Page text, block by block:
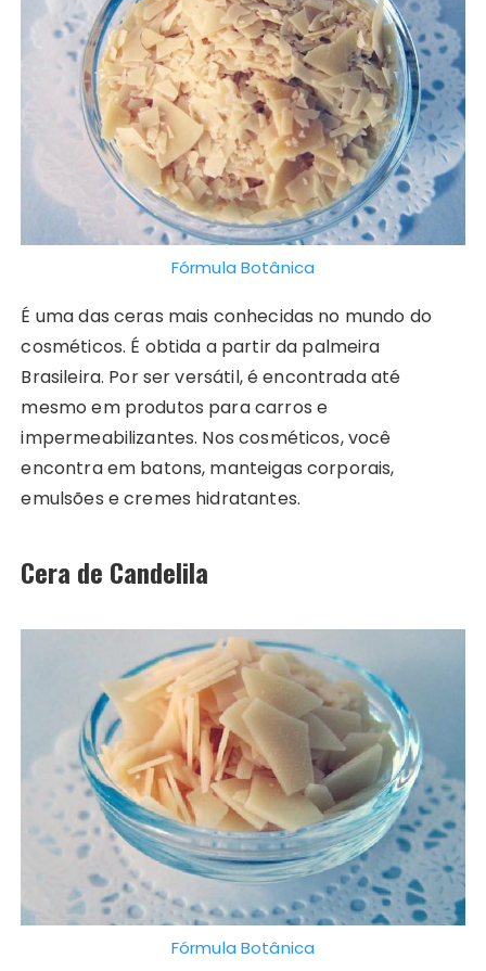
Fórmula Botânica
É uma das ceras mais conhecidas no mundo do
cosméticos. É obtida a partir da palmeira
Brasileira. Por ser versátil, é encontrada até
mesmo em produtos para carros e
impermeabilizantes. Nos cosméticos, você
encontra em batons, manteigas corporais,
emulsões e cremes hidratantes.
Cera de Candelila
Fórmula Botânica